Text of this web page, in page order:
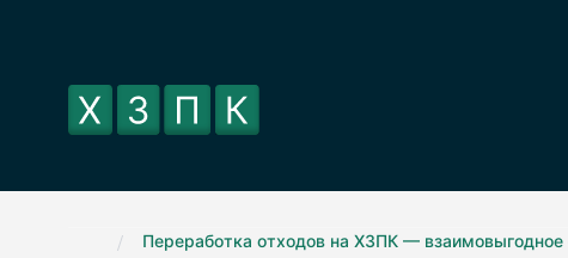
/ Переработка отходов на ХЗПК — взаимовыгодное